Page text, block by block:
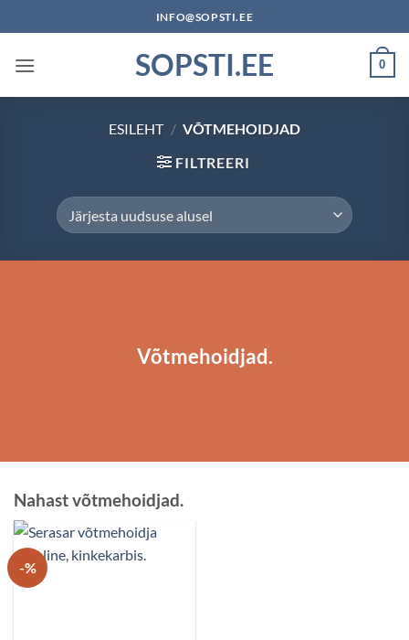
to
content
INFO@SOPSTI.EE
SOPSTI.EE 0
ESILEHT / VÕTMEHOIDJAD
FILTREERI
Võtmehoidjad.
Nahast võtmehoidjad.
-%